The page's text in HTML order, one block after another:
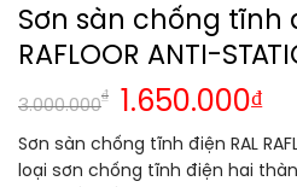
Sơn sàn chống tĩnh
RAFLOOR ANTI-
3.000.000
₫ 1.650.000₫
Sơn sàn chống tĩnh điện RAL
loại sơn chống tĩnh điện hai